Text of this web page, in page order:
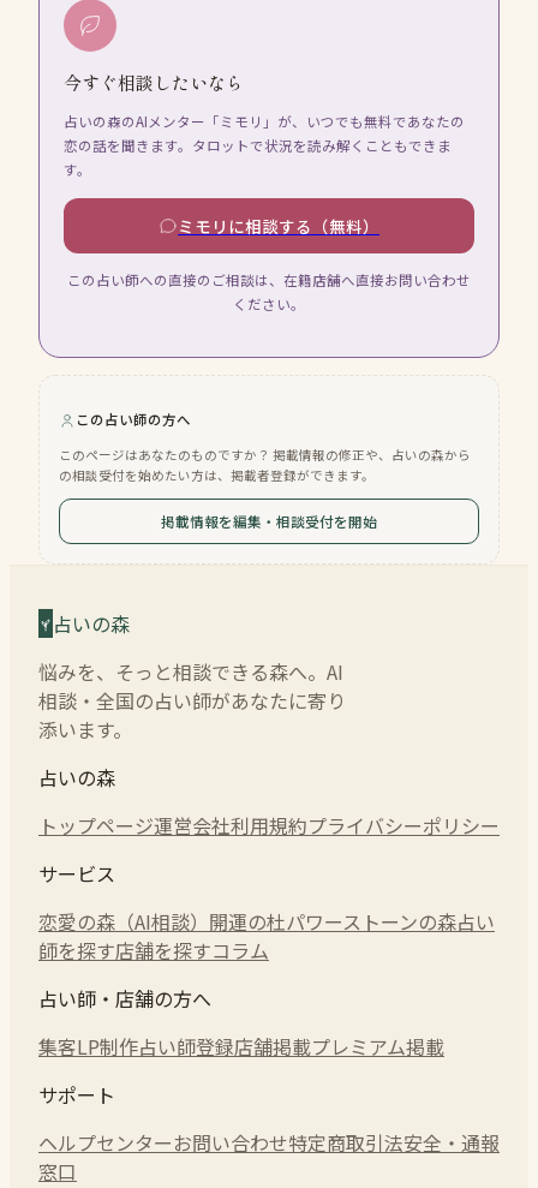
今すぐ相談したいなら
占いの森のAIメンター「ミモリ」が、いつでも無料であなたの
恋の話を聞きます。タロットで状況を読み解くこともできま
す。
ミモリに相談する（無料）
この占い師への直接のご相談は、在籍店舗へ直接お問い合わせ
ください。
この占い師の方へ
このページはあなたのものですか？ 掲載情報の修正や、占いの森から
の相談受付を始めたい方は、掲載者登録ができます。
掲載情報を編集・相談受付を開始
占いの森
悩みを、そっと相談できる森へ。AI
相談・全国の占い師があなたに寄り
添います。
占いの森
トップページ運営会社利用規約プライバシーポリシー
サービス
恋愛の森（AI相談） 開運の杜パワーストーンの森占い
師を探す店舗を探すコラム
占い師・店舗の方へ
集客LP制作占い師登録店舗掲載プレミアム掲載
サポート
ヘルプセンターお問い合わせ特定商取引法安全・通報
窓口